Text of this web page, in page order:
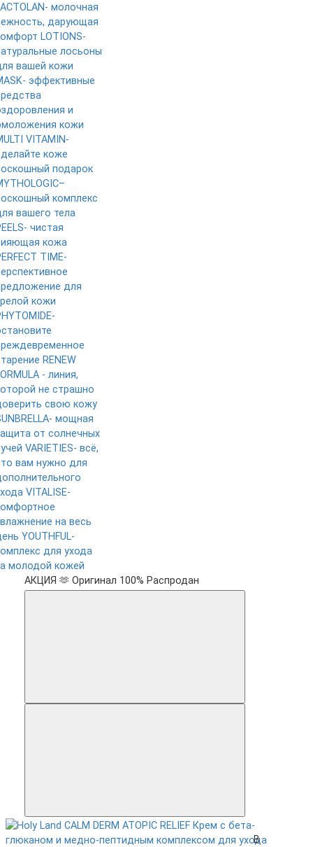
молочная
дарующая
LOTIONS-
лосьоны
вашей кожи
эффективные
и
кожи
VITAMIN-
коже
подарок
комплекс
вашего тела
чистая
кожа
TIME-
для
кожи
RENEW
- линия,
не страшно
свою кожу
мощная
от солнечных
VARIETIES- всё,
вам нужно для
VITALISE-
на весь
YOUTHFUL-
для ухода
молодой кожей
АКЦИЯ 🫶 Оригинал 100% Распродан
В